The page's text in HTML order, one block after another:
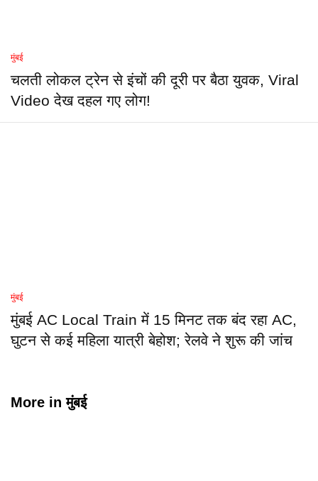
मुंबई
चलती लोकल ट्रेन से इंचों की दूरी पर बैठा युवक, Viral
Video देख दहल गए लोग!
मुंबई
मुंबई AC Local Train में 15 मिनट तक बंद रहा AC,
घुटन से कई महिला यात्री बेहोश; रेलवे ने शुरू की जांच
More inमुंबई